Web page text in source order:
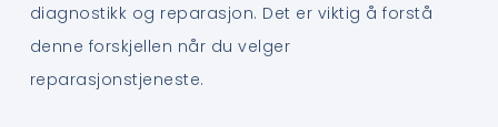
diagnostikk og reparasjon. Det er viktig å forstå
denne forskjellen når du velger
reparasjonstjeneste.